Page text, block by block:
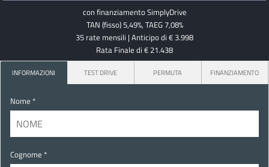
con finanziamento SimplyDrive
TAN (fisso) 5,49%, TAEG 7,08%
35 rate mensili | Anticipo di € 3.998
Rata Finale di € 21.438
INFORMAZIONI TEST DRIVE PERMUTA FINANZIAMENTO
Nome *
Cognome *